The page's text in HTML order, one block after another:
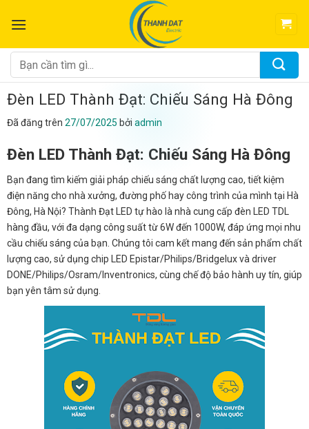
đến
dung
Tìm
kiếm:
Đèn LED Thành Đạt: Chiếu Sáng Hà Đông
Đã đăng trên 27/07/2025 bởi admin
Đèn LED Thành Đạt: Chiếu Sáng Hà Đông
Bạn đang tìm kiếm giải pháp chiếu sáng chất lượng cao, tiết kiệm
điện năng cho nhà xưởng, đường phố hay công trình của mình tại Hà
Đông, Hà Nội? Thành Đạt LED tự hào là nhà cung cấp đèn LED TDL
hàng đầu, với đa dạng công suất từ 6W đến 1000W, đáp ứng mọi nhu
cầu chiếu sáng của bạn. Chúng tôi cam kết mang đến sản phẩm chất
lượng cao, sử dụng chip LED Epistar/Philips/Bridgelux và driver
DONE/Philips/Osram/Inventronics, cùng chế độ bảo hành uy tín, giúp
bạn yên tâm sử dụng.